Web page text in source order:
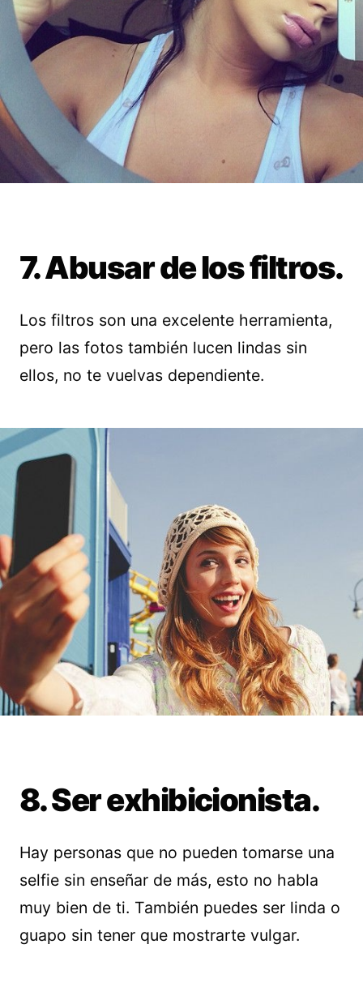
7. Abusar de los filtros.
Los filtros son una excelente herramienta,
pero las fotos también lucen lindas sin
ellos, no te vuelvas dependiente.
8. Ser exhibicionista.
Hay personas que no pueden tomarse una
selfie sin enseñar de más, esto no habla
muy bien de ti. También puedes ser linda o
guapo sin tener que mostrarte vulgar.